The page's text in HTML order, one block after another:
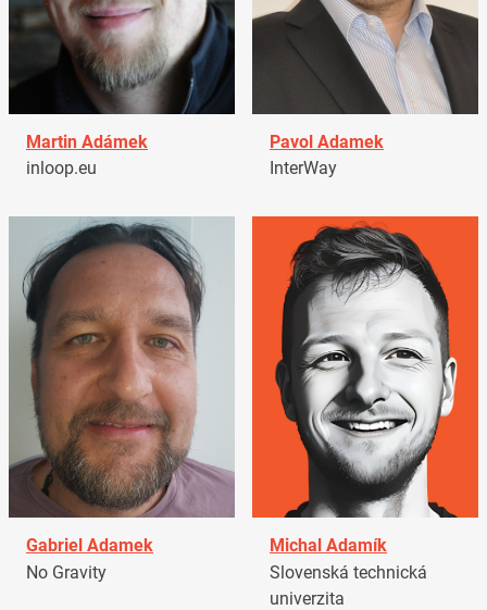
Martin Adámek
inloop.eu
Pavol Adamek
InterWay
Gabriel Adamek
No Gravity
Michal Adamík
Slovenská technická
univerzita